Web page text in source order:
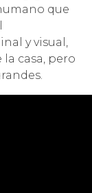
que
y visual,
casa, pero